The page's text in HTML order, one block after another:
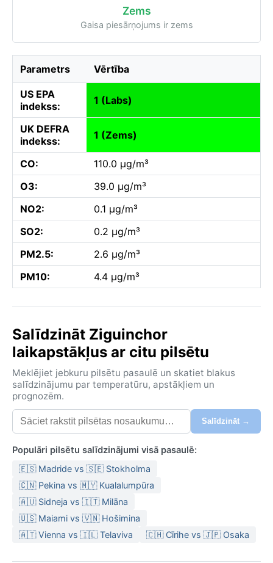
Zems
Gaisa piesārņojums ir zems
Parametrs Vērtība
US EPA
indekss:
1 (Labs)
UK DEFRA
indekss:
1 (Zems)
CO:
110.0 µg/m³
O3:
39.0 µg/m³
NO2:
0.1 µg/m³
SO2:
0.2 µg/m³
PM2.5:
2.6 µg/m³
PM10:
4.4 µg/m³
Salīdzināt Ziguinchor
laikapstākļus ar citu pilsētu
Meklējiet jebkuru pilsētu pasaulē un skatiet blakus
salīdzinājumu par temperatūru, apstākļiem un
prognozēm.
Salīdzināt →
Populāri pilsētu salīdzinājumi visā pasaulē:
🇪🇸 Madride vs 🇸🇪 Stokholma
🇨🇳 Pekina vs 🇲🇾 Kualalumpūra
🇦🇺 Sidneja vs 🇮🇹 Milāna
🇺🇸 Maiami vs 🇻🇳 Hošimina
🇦🇹 Vienna vs 🇮🇱 Telaviva
🇨🇭 Cīrihe vs 🇯🇵 Osaka